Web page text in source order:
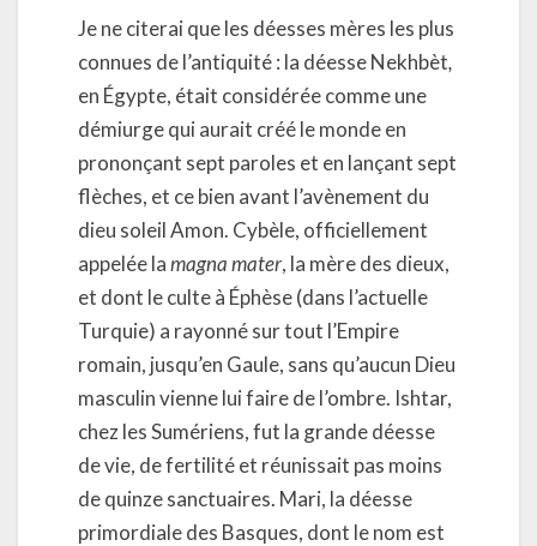
Je ne citerai que les déesses mères les plus
connues de l’antiquité : la déesse Nekhbèt,
en Égypte, était considérée comme une
démiurge qui aurait créé le monde en
prononçant sept paroles et en lançant sept
flèches, et ce bien avant l’avènement du
dieu soleil Amon. Cybèle, officiellement
appelée lamagna mater, la mère des dieux,
et dont le culte à Éphèse (dans l’actuelle
Turquie) a rayonné sur tout l’Empire
romain, jusqu’en Gaule, sans qu’aucun Dieu
masculin vienne lui faire de l’ombre. Ishtar,
chez les Sumériens, fut la grande déesse
de vie, de fertilité et réunissait pas moins
de quinze sanctuaires. Mari, la déesse
primordiale des Basques, dont le nom est